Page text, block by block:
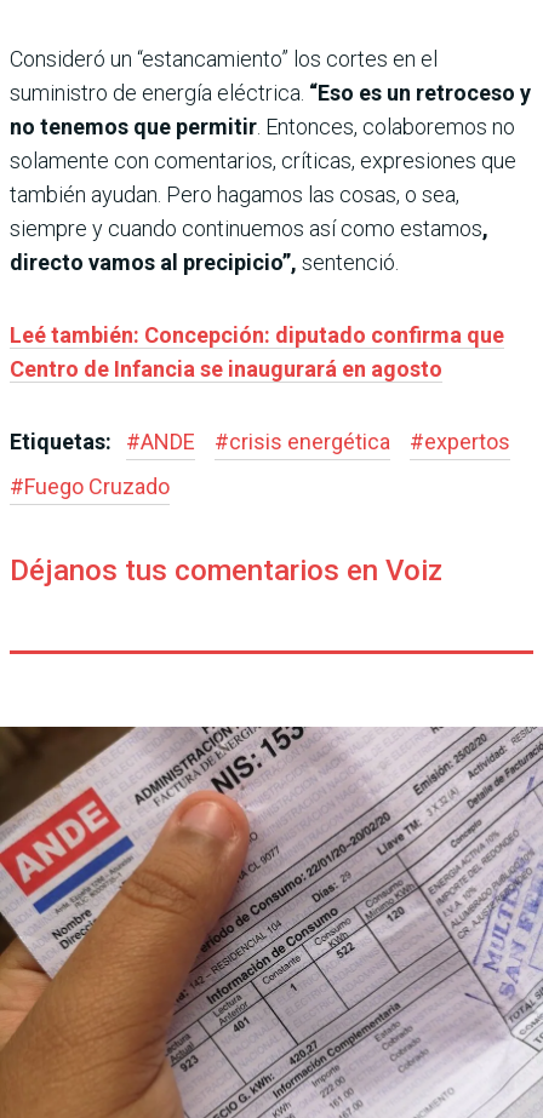
Consideró un “estancamiento” los cortes en el
suministro de energía eléctrica. “Eso es un retroceso y
no tenemos que permitir . Entonces, colaboremos no
solamente con comentarios, críticas, expresiones que
también ayudan. Pero hagamos las cosas, o sea,
siempre y cuando continuemos así como estamos,
directo vamos al precipicio”, sentenció.
Leé también: Concepción: diputado confirma que
Centro de Infancia se inaugurará en agosto
Etiquetas: #ANDE #crisis energética #expertos
#Fuego Cruzado
Déjanos tus comentarios en Voiz